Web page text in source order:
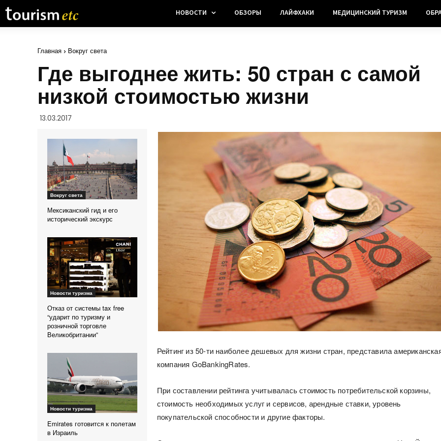
НОВОСТИ ОБЗОРЫ ЛАЙФХАКИ МЕДИЦИНСКИЙ ТУРИЗМ
Главная Вокруг света
Где выгоднее жить: 50 стран с самой
низкой стоимостью жизни
13.03.2017
Вокруг света
Мексиканский гид и его
исторический экскурс
Новости туризма
Отказ от системы tax free
“ударит по туризму и
розничной торговле
Великобритании”
Новости туризма
Emirates готовится к полетам
в Израиль
Рейтинг из 50-ти наиболее дешевых для жизни стран, представила
компания GoBankingRates.
При составлении рейтинга учитывалась стоимость потребительской корзины,
стоимость необходимых услуг и сервисов, арендные ставки, уровень
покупательской способности и другие факторы.